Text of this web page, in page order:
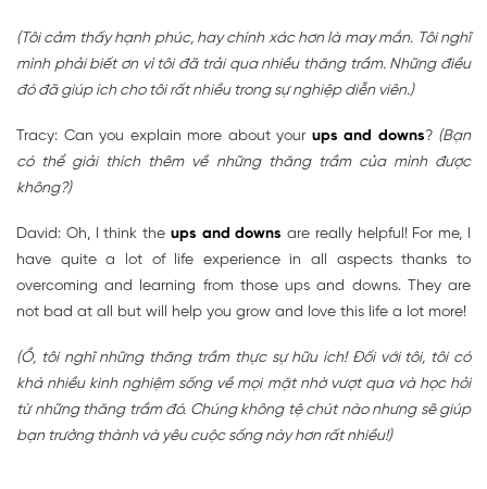
(Tôi cảm thấy hạnh phúc, hay chính xác hơn là may mắn. Tôi nghĩ
mình phải biết ơn vì tôi đã trải qua nhiều thăng trầm. Những điều
đó đã giúp ích cho tôi rất nhiều trong sự nghiệp diễn viên.)
Tracy: Can you explain more about your ups and downs? (Bạn
có thể giải thích thêm về những thăng trầm của mình được
không?)
David: Oh, I think the ups and downs are really helpful! For me, I
have quite a lot of life experience in all aspects thanks to
overcoming and learning from those ups and downs. They are
not bad at all but will help you grow and love this life a lot more!
(Ồ, tôi nghĩ những thăng trầm thực sự hữu ích! Đối với tôi, tôi có
khá nhiều kinh nghiệm sống về mọi mặt nhờ vượt qua và học hỏi
từ những thăng trầm đó. Chúng không tệ chút nào nhưng sẽ giúp
bạn trưởng thành và yêu cuộc sống này hơn rất nhiều!)